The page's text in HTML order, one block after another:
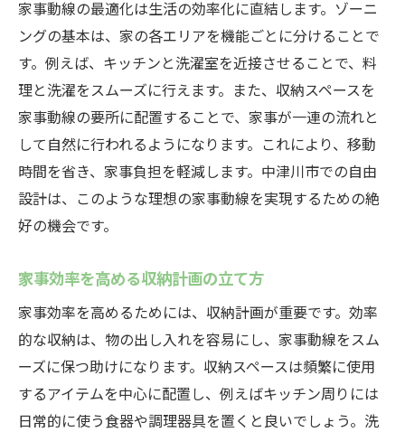
家事動線の最適化は生活の効率化に直結します。ゾーニ
ングの基本は、家の各エリアを機能ごとに分けることで
す。例えば、キッチンと洗濯室を近接させることで、料
理と洗濯をスムーズに行えます。また、収納スペースを
家事動線の要所に配置することで、家事が一連の流れと
して自然に行われるようになります。これにより、移動
時間を省き、家事負担を軽減します。中津川市での自由
設計は、このような理想の家事動線を実現するための絶
好の機会です。
家事効率を高める収納計画の立て方
家事効率を高めるためには、収納計画が重要です。効率
的な収納は、物の出し入れを容易にし、家事動線をスム
ーズに保つ助けになります。収納スペースは頻繁に使用
するアイテムを中心に配置し、例えばキッチン周りには
日常的に使う食器や調理器具を置くと良いでしょう。洗